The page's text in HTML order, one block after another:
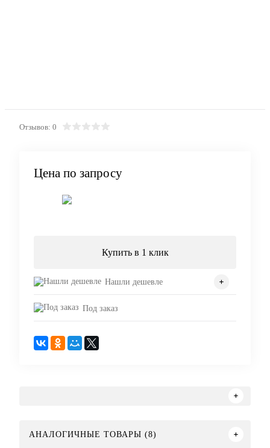
Отзывов: 0
Цена по запросу
Купить в 1 клик
Нашли дешевле
Под заказ
АНАЛОГИЧНЫЕ ТОВАРЫ (8)